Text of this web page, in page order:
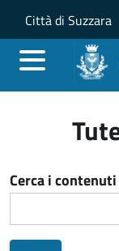
Salta al
Skip to
Città di Suzzara
Cerca i